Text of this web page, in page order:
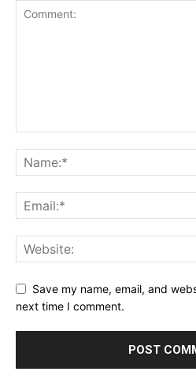
Save my name, email, and
next time I comment.